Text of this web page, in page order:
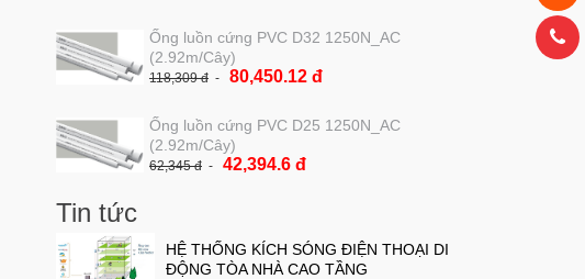
Ống luồn cứng PVC D32 1250N_AC
(2.92m/Cây)
118,309 đ 80,450.12 đ
Ống luồn cứng PVC D25 1250N_AC
(2.92m/Cây)
62,345 đ 42,394.6 đ
Tin tức
HỆ THỐNG KÍCH SÓNG ĐIỆN THOẠI DI
ĐỘNG TÒA NHÀ CAO TẦNG